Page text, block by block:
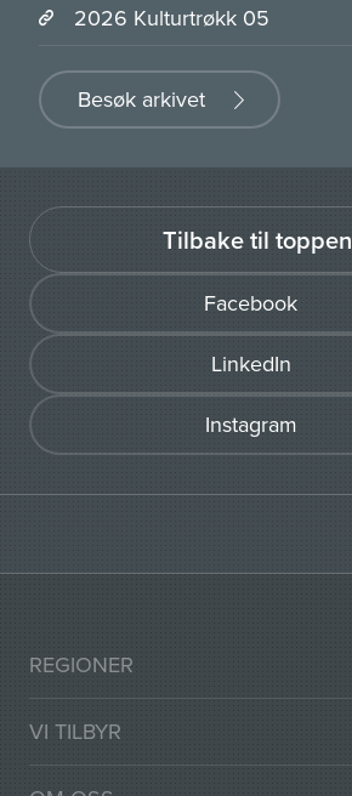
2026 Kulturtrøkk 05
Besøk arkivet
Facebook
LinkedIn
Instagram
Tilbake til toppen
REGIONER
VI TILBYR